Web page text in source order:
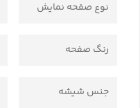
نوع صفحه نمایش
رنگ صفحه
جنس شیشه